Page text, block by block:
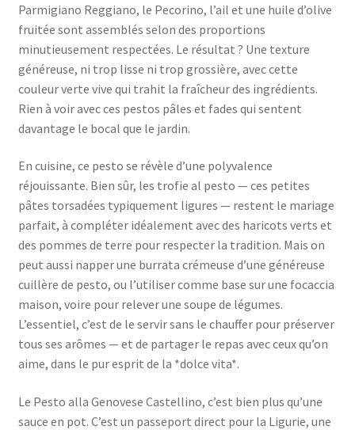
Parmigiano Reggiano, le Pecorino, l’ail et une huile d’olive
fruitée sont assemblés selon des proportions
minutieusement respectées. Le résultat ? Une texture
généreuse, ni trop lisse ni trop grossière, avec cette
couleur verte vive qui trahit la fraîcheur des ingrédients.
Rien à voir avec ces pestos pâles et fades qui sentent
davantage le bocal que le jardin.
En cuisine, ce pesto se révèle d’une polyvalence
réjouissante. Bien sûr, les trofie al pesto — ces petites
pâtes torsadées typiquement ligures — restent le mariage
parfait, à compléter idéalement avec des haricots verts et
des pommes de terre pour respecter la tradition. Mais on
peut aussi napper une burrata crémeuse d’une généreuse
cuillère de pesto, ou l’utiliser comme base sur une focaccia
maison, voire pour relever une soupe de légumes.
L’essentiel, c’est de le servir sans le chauffer pour préserver
tous ses arômes — et de partager le repas avec ceux qu’on
aime, dans le pur esprit de la *dolce vita*.
Le Pesto alla Genovese Castellino, c’est bien plus qu’une
sauce en pot. C’est un passeport direct pour la Ligurie, une